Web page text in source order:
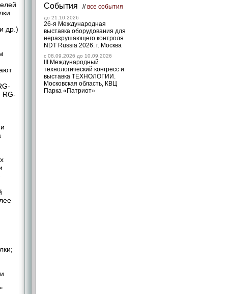
События //все события
до 21.10.2026
26-я Международная
выставка оборудования для
неразрушающего контроля
NDT Russia 2026. г. Москва
c 08.09.2026 до 10.09.2026
III Международный
технологический конгресс и
выставка ТЕХНОЛОГИИ.
Московская область, КВЦ
Парка «Патриот»
др.)
RG-